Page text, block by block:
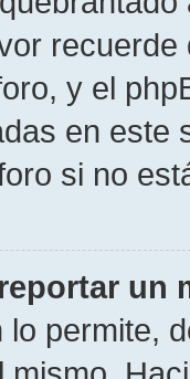
y el
en este
si no
un
lo permite,